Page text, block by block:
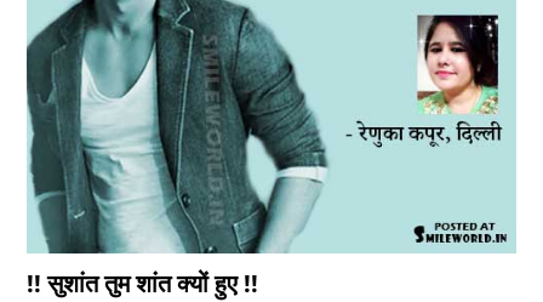
!! सुशांत तुम शांत क्यों हुए !!